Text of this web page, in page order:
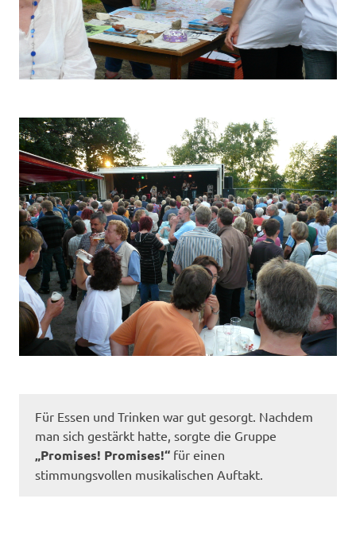
Für Essen und Trinken war gut gesorgt. Nachdem
man sich gestärkt hatte, sorgte die Gruppe
„Promises! Promises!“ für einen
stimmungsvollen musikalischen Auftakt.